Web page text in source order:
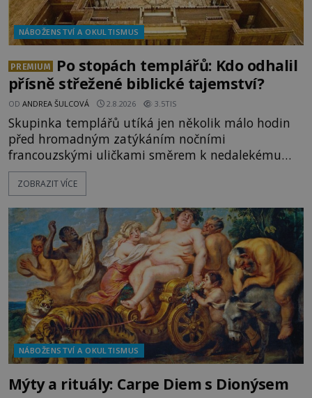
NÁBOŽENSTVÍ A OKULTISMUS
PREMIUM
Po stopách templářů: Kdo odhalil
přísně střežené biblické tajemství?
OD ANDREA ŠULCOVÁ 2.8.2026 3.5TIS
Skupinka templářů utíká jen několik málo hodin
před hromadným zatýkáním nočními
francouzskými uličkami směrem k nedalekému
přístavu. Jeden z nich má přes ramena ranec s
tajemným obsahem. Kapitán lodi už na ně čeká.
vyplouváme,“ sdělí jim. „Kam máme namířeno,
kapitáne?“ zeptá se ho jeden z templářů. „Do Sk
ZOBRAZIT VÍCE
NÁBOŽENSTVÍ A OKULTISMUS
Mýty a rituály: Carpe Diem s Dionýsem